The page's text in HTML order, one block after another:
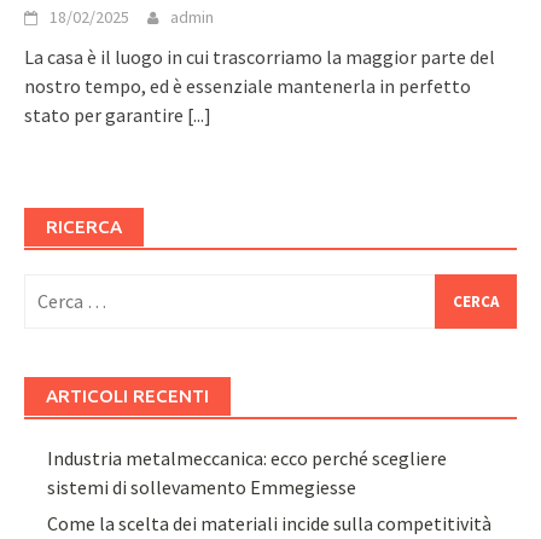
18/02/2025 admin
La casa è il luogo in cui trascorriamo la maggior parte del
nostro tempo, ed è essenziale mantenerla in perfetto
stato per garantire [...]
RICERCA
per:
ARTICOLI RECENTI
Industria metalmeccanica: ecco perché scegliere
sistemi di sollevamento Emmegiesse
Come la scelta dei materiali incide sulla competitività